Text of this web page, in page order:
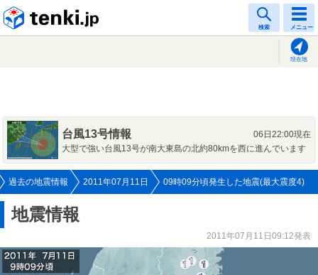
検索 メニュー
現在地
台風13号情報
06日22:00現在
大型で強い台風13号が南大東島の北約80kmを西に進んでいます
過去の地震情報 2011年07月11日 09時09分頃発生した地震(最大震度4)
地震情報
2011年07月11日09:12発表